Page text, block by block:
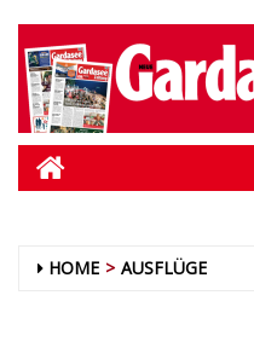
HOME AUSFLÜGE